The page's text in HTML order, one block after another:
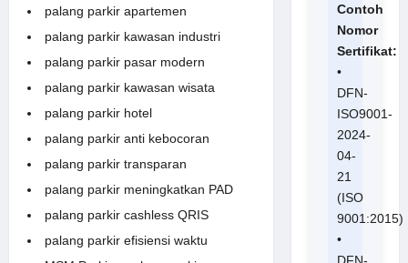
palang parkir apartemen
palang parkir kawasan industri
palang parkir pasar modern
palang parkir kawasan wisata
palang parkir hotel
palang parkir anti kebocoran
palang parkir transparan
palang parkir meningkatkan PAD
palang parkir cashless QRIS
palang parkir efisiensi waktu
Contoh
Nomor
Sertifikat:
•
DFN-
ISO9001-
2024-
04-
21
(ISO
9001:2015)
•